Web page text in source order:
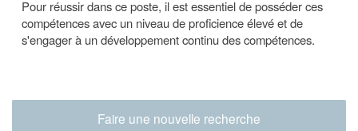
Pour réussir dans ce poste, il est essentiel de posséder ces
compétences avec un niveau de proficience élevé et de
s'engager à un développement continu des compétences.
Faire une nouvelle recherche